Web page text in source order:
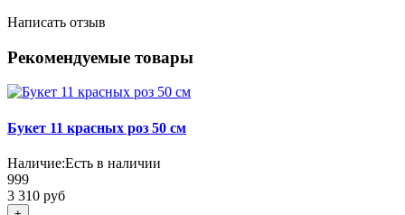
Написать отзыв
Рекомендуемые товары
Букет 11 красных роз 50 см
Наличие:Есть в наличии
999
3 310 руб